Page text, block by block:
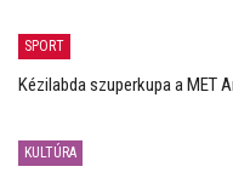
SPORT
Kézilabda szuperkupa a MET
KULTÚRA